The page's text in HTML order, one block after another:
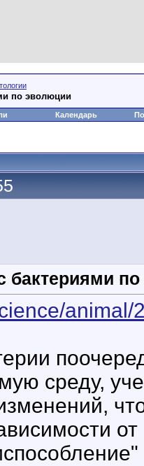
по эволюции
Календарь
бактериями
animal/
среду,